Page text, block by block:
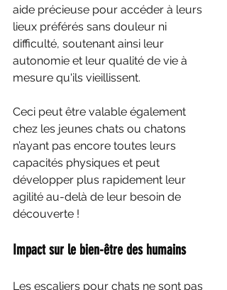
aide précieuse pour accéder à leurs
lieux préférés sans douleur ni
difficulté, soutenant ainsi leur
autonomie et leur qualité de vie à
mesure qu'ils vieillissent.
Ceci peut être valable également
chez les jeunes chats ou chatons
n’ayant pas encore toutes leurs
capacités physiques et peut
développer plus rapidement leur
agilité au-delà de leur besoin de
découverte !
Impact sur le bien-être des humains
Les escaliers pour chats ne sont pas